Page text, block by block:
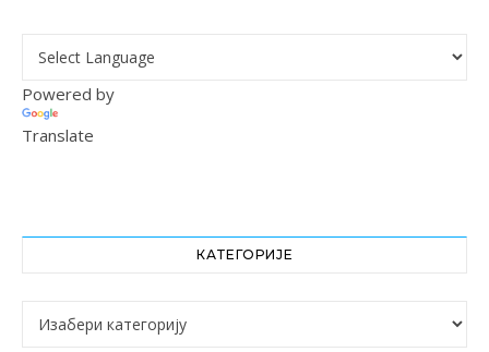
Powered by
Translate
КАТЕГОРИЈЕ
Категорије